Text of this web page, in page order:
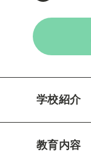
学校紹介
教育内容